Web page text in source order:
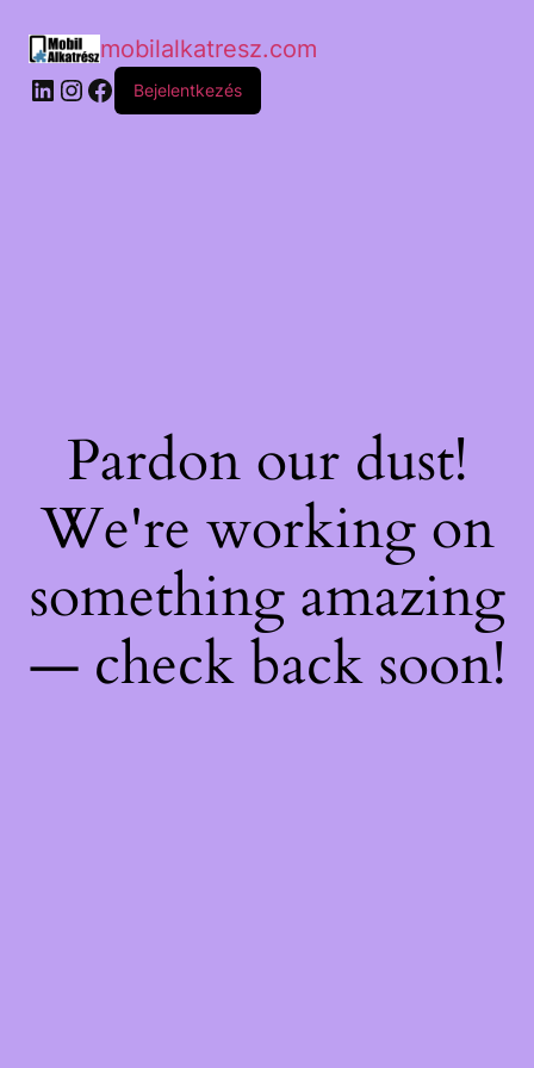
mobilalkatresz.com
Bejelentkezés
Pardon our dust!
We're working on
something amazing
— check back soon!